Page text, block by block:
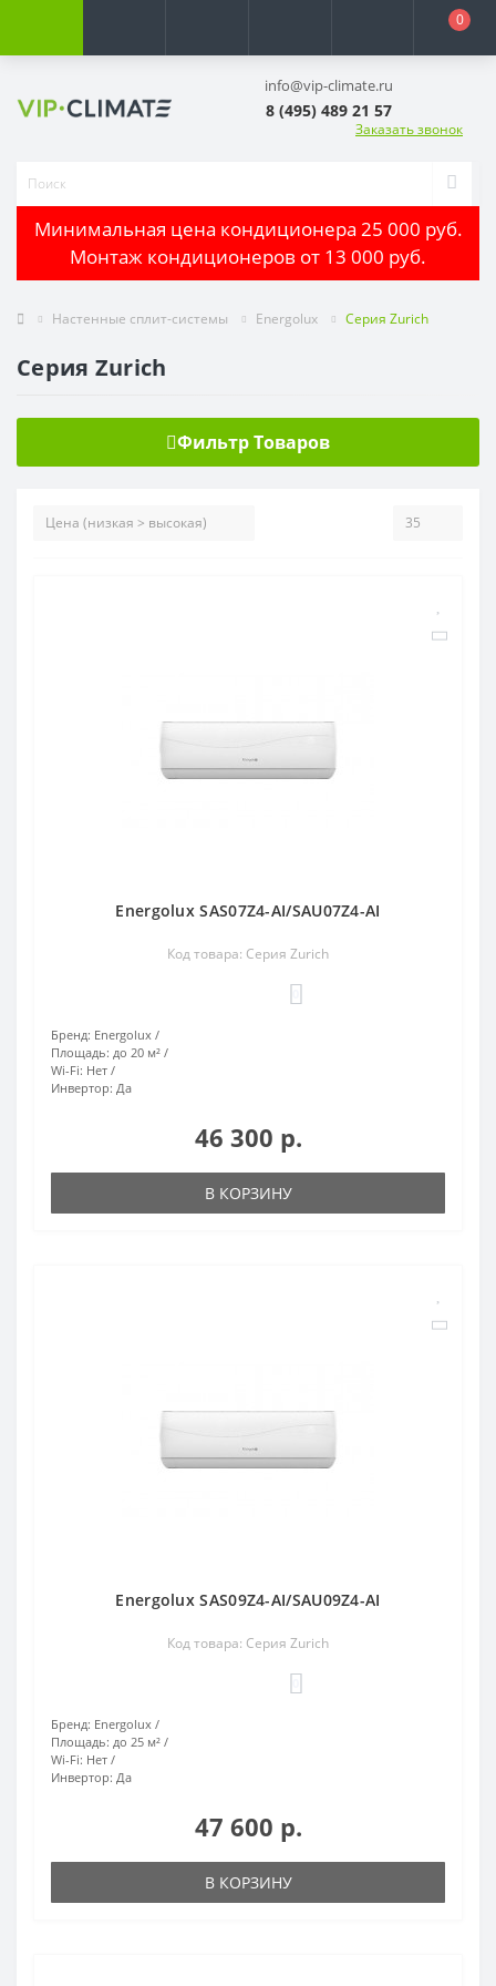
0
info@vip-climate.ru
8 (495) 489 21 57
Заказать звонок
Минимальная цена кондиционера 25 000 руб.
Монтаж кондиционеров от 13 000 руб.
Настенные сплит-системы Energolux Серия Zurich
Серия Zurich
Фильтр Товаров
Energolux SAS07Z4-AI/SAU07Z4-AI
Код товара: Серия Zurich
Бренд: Energolux
Площадь: до 20 м²
Wi-Fi: Нет
Инвертор: Да
46 300 р.
В КОРЗИНУ
Energolux SAS09Z4-AI/SAU09Z4-AI
Код товара: Серия Zurich
Бренд: Energolux
Площадь: до 25 м²
Wi-Fi: Нет
Инвертор: Да
47 600 р.
В КОРЗИНУ